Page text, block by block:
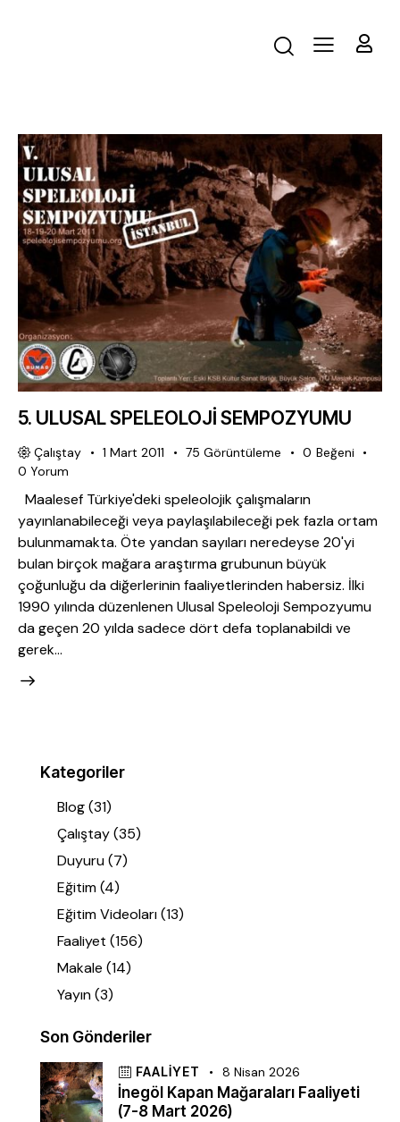
5. ULUSAL SPELEOLOJİ SEMPOZYUMU
Çalıştay 1 Mart 2011 75 Görüntüleme 0 Beğeni
0 Yorum
Maalesef Türkiye'deki speleolojik çalışmaların
yayınlanabileceği veya paylaşılabileceği pek fazla ortam
bulunmamakta. Öte yandan sayıları neredeyse 20'yi
bulan birçok mağara araştırma grubunun büyük
çoğunluğu da diğerlerinin faaliyetlerinden habersiz. İlki
1990 yılında düzenlenen Ulusal Speleoloji Sempozyumu
da geçen 20 yılda sadece dört defa toplanabildi ve
gerek…
Kategoriler
Blog(31)
Çalıştay(35)
Duyuru(7)
Eğitim(4)
Eğitim Videoları(13)
Faaliyet (156)
Makale (14)
Yayın(3)
Son Gönderiler
FAALIYET 8 Nisan 2026
İnegöl Kapan Mağaraları Faaliyeti
(7-8 Mart 2026)